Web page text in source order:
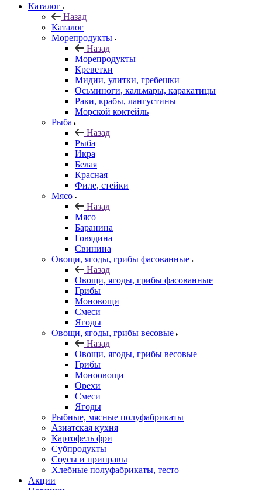
Каталог
Назад
Каталог
Морепродукты
Назад
Морепродукты
Креветки
Мидии, улитки, гребешки
Осьминоги, кальмары, каракатицы
Раки, крабы, лангустины
Морской коктейль
Рыба
Назад
Рыба
Икра
Белая
Красная
Филе, стейки
Мясо
Назад
Мясо
Баранина
Говядина
Свинина
Овощи, ягоды, грибы фасованные
Назад
Овощи, ягоды, грибы фасованные
Грибы
Моновощи
Смеси
Ягоды
Овощи, ягоды, грибы весовые
Назад
Овощи, ягоды, грибы весовые
Грибы
Моноовощи
Орехи
Смеси
Ягоды
Рыбные, мясные полуфабрикаты
Азиатская кухня
Картофель фри
Субпродукты
Соусы и приправы
Хлебные полуфабрикаты, тесто
Акции